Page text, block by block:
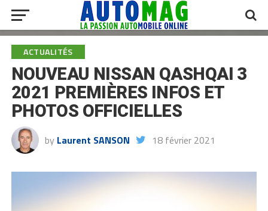
ACTUALITÉS
NOUVEAU NISSAN QASHQAI 3
2021 PREMIÈRES INFOS ET
PHOTOS OFFICIELLES
by Laurent SANSON 18 février 2021